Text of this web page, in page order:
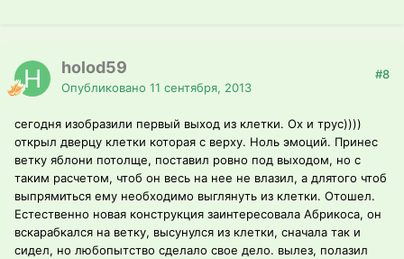
holod59
Опубликовано 11 сентября, 2013
#8
сегодня изобразили первый выход из клетки. Ох и трус))))
открыл дверцу клетки которая с верху. Ноль эмоций. Принес
ветку яблони потолще, поставил ровно под выходом, но с
таким расчетом, чтоб он весь на нее не влазил, а длятого чтоб
выпрямиться ему необходимо выглянуть из клетки. Отошел.
Естественно новая конструкция заинтересовала Абрикоса, он
вскарабкался на ветку, высунулся из клетки, сначала так и
сидел, но любопытство сделало свое дело. вылез, полазил